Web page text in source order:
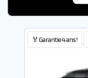
🏅Garantie 4 ans !